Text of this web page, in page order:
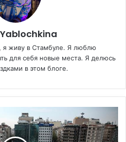
я живу в Стамбуле. Я люблю
для себя новые места. Я делюсь
в этом блоге.